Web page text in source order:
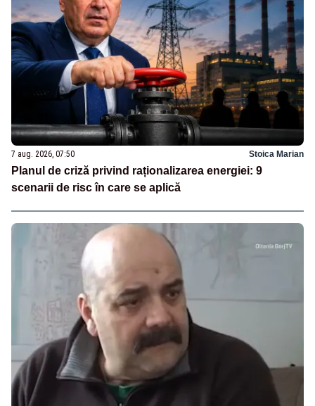
7 aug. 2026, 07:50 Stoica Marian
Planul de criză privind raționalizarea energiei: 9
scenarii de risc în care se aplică